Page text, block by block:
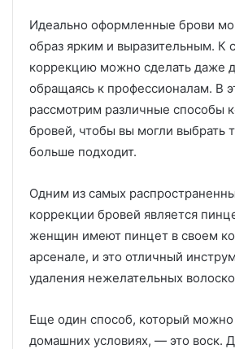
Идеально оформленные брови
образ ярким и выразительным. К
коррекцию можно сделать даже
обращаясь к профессионалам. В
рассмотрим различные способы
бровей, чтобы вы могли выбрать
больше подходит.
Одним из самых
коррекции бровей является
женщин имеют пинцет в своем
арсенале, и это отличный
удаления нежелательных
Еще один способ, который можно
домашних условиях, — это воск.